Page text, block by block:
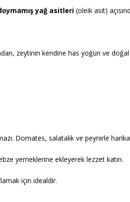
yağ asitleri (oleik asit)
zeytinin kendine has yoğun ve doğal
Domates, salatalık ve peynirle
yemeklerine ekleyerek lezzet katın.
için idealdir.